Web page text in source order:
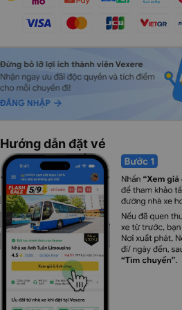
Hướng dẫn đặt vé